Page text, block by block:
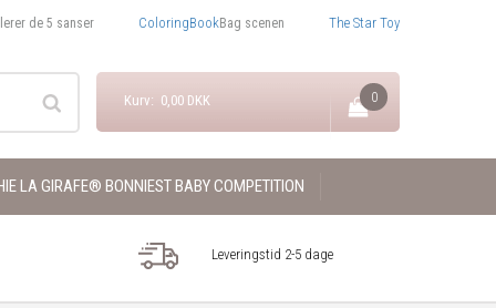
de 5 sanser ColoringBookBag scenen The Star Toy
Kurv: 0,00 DKK 0
LA GIRAFE® BONNIEST BABY COMPETITION
Leveringstid 2-5 dage